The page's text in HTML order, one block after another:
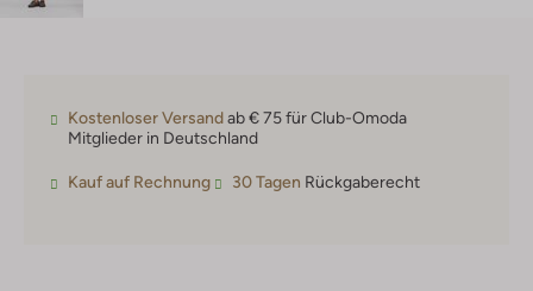
Kostenloser Versandab € 75 für Club-Omoda
Mitglieder in Deutschland
Kauf auf Rechnung 30 Tagen Rückgaberecht